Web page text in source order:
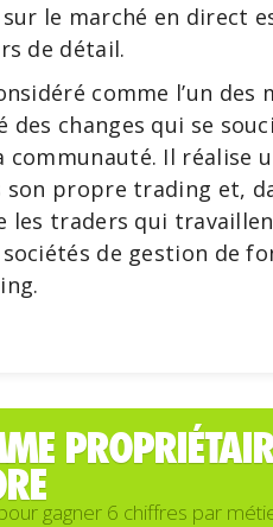
le marché en direct
de détail.
comme l’un
des changes qui se
communauté. Il réalise
son propre trading et,
les traders qui
de gestion de
gagner 6 chiffres par